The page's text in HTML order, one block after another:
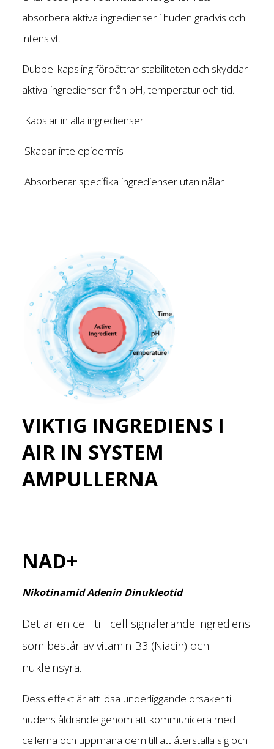
absorbera aktiva ingredienser i huden gradvis och
intensivt.
Dubbel kapsling förbättrar stabiliteten och skyddar
aktiva ingredienser från pH, temperatur och tid.
Kapslar in alla ingredienser
Skadar inte epidermis
Absorberar specifika ingredienser utan nålar
VIKTIG INGREDIENS I
AIR IN SYSTEM
AMPULLERNA
NAD+
Nikotinamid Adenin Dinukleotid
Det är en cell-till-cell signalerande ingrediens
som består av vitamin B3 (Niacin) och
nukleinsyra.
Dess effekt är att lösa underliggande orsaker till
hudens åldrande genom att kommunicera med
cellerna och uppmana dem till att återställa sig och